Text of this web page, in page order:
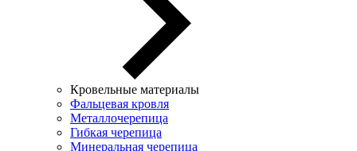
Кровельные материалы
Фальцевая кровля
Металлочерепица
Гибкая черепица
Минеральная черепица